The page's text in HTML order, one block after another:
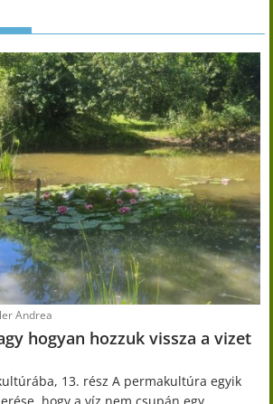
Andrea
hogyan hozzuk vissza a vizet
13. rész A permakultúra egyik
hogy a víz nem csupán egy...